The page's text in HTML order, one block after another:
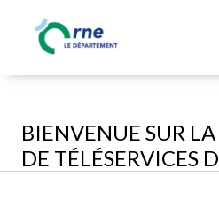
BIENVENUE SUR
DE TÉLÉSERVICES